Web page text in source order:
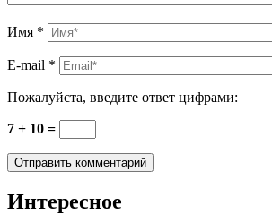
Имя *
E-mail *
Пожалуйста, введите ответ цифрами:
7 + 10 =
Интересное